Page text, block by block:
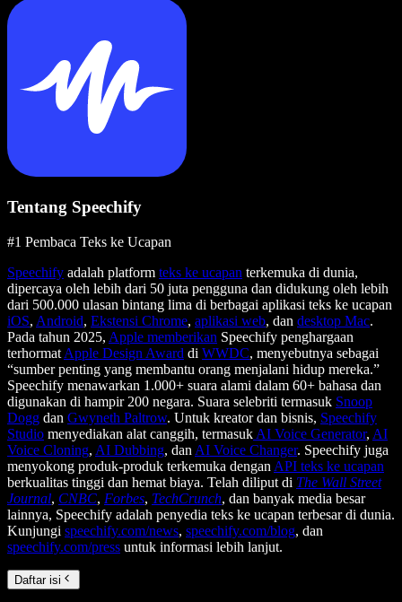
Tentang Speechify
#1 Pembaca Teks ke Ucapan
Speechify adalah platform teks ke ucapan terkemuka di dunia,
dipercaya oleh lebih dari 50 juta pengguna dan didukung oleh lebih
dari 500.000 ulasan bintang lima di berbagai aplikasi teks ke ucapan
iOS, Android, Ekstensi Chrome, aplikasi web, dan desktop Mac.
Pada tahun 2025, Apple memberikan Speechify penghargaan
terhormat Apple Design Award di WWDC, menyebutnya sebagai
“sumber penting yang membantu orang menjalani hidup mereka.”
Speechify menawarkan 1.000+ suara alami dalam 60+ bahasa dan
digunakan di hampir 200 negara. Suara selebriti termasuk Snoop
Dogg dan Gwyneth Paltrow. Untuk kreator dan bisnis, Speechify
Studio menyediakan alat canggih, termasuk AI Voice Generator, AI
Voice Cloning, AI Dubbing, dan AI Voice Changer. Speechify juga
menyokong produk-produk terkemuka dengan API teks ke ucapan
berkualitas tinggi dan hemat biaya. Telah diliput di The Wall Street
Journal, CNBC, Forbes, TechCrunch, dan banyak media besar
lainnya, Speechify adalah penyedia teks ke ucapan terbesar di dunia.
Kunjungi speechify.com/news, speechify.com/blog, dan
speechify.com/press untuk informasi lebih lanjut.
Daftar isi